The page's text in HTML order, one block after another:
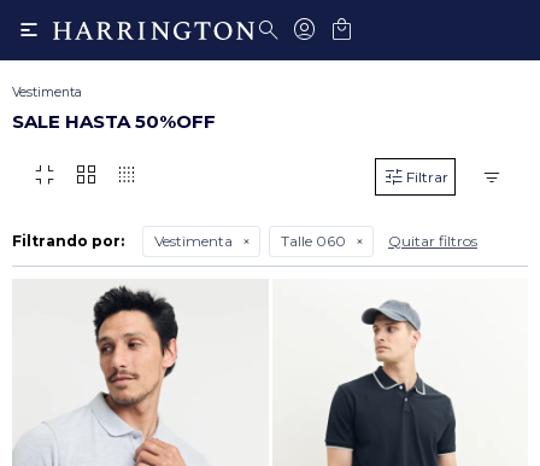

Vestimenta
SALE HASTA 50%OFF
fullscreen_exit grid_view transition_dissolve
Filtrando por: Vestimenta Talle 060 Quitar filtros